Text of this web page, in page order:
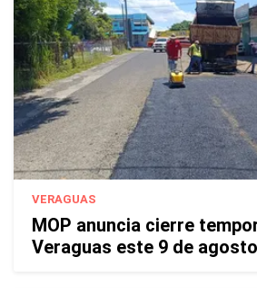
VERAGUAS
MOP anuncia cierre
Veraguas este 9 de agosto